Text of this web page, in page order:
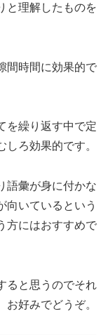
と理解したものを
間時間に効果的で
を繰り返す中で定
ろ効果的です。
語彙が身に付かな
向いているという
方にはおすすめで
ると思うのでそれ
好みでどうぞ。